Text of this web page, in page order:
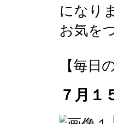
になり
お気を
【毎日
７月１